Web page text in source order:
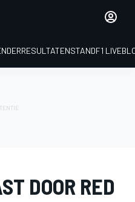
RESULTATENSTANDF1
DOOR RED